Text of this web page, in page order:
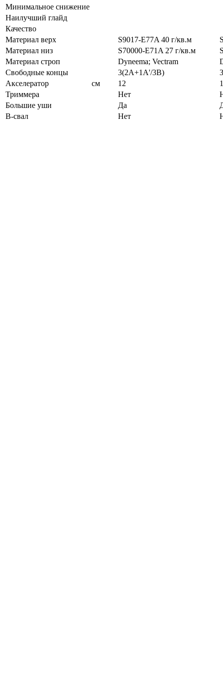
Минимальное снижение
Наилучший глайд
Качество
Материал верх
S9017-E77A 40 г/кв.м
Материал низ
S70000-E71A 27 г/кв.м
Материал строп
Dyneema; Vectram
Свободные концы
3(2A+1A'/3B)
Акселератор
см 12
Триммера
Нет
Большие уши
Да
B-свал
Нет